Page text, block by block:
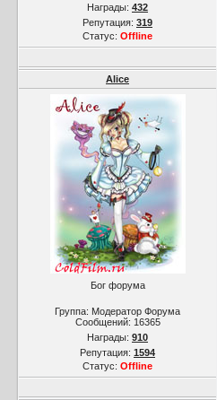
Награды: 432
Репутация: 319
Статус: Offline
Alice
Бог форума
Группа: Модератор Форума
Сообщений: 16365
Награды: 910
Репутация: 1594
Статус: Offline